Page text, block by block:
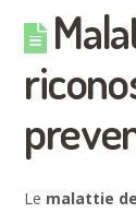
Le malattie